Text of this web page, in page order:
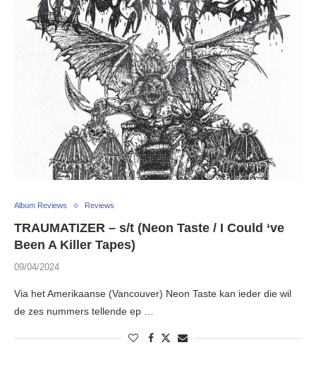
Album Reviews Reviews
TRAUMATIZER – s/t (Neon Taste / I Could ‘ve
Been A Killer Tapes)
09/04/2024
Via het Amerikaanse (Vancouver) Neon Taste kan ieder die wil
de zes nummers tellende ep …